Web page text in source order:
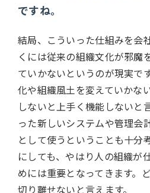
ですね。
結局、こういった仕組みを会
くには従来の組織文化が邪魔
ていかないというのが現実で
化や組織風土を変えていかな
しないと上手く機能しないと
った新しいシステムや管理会
として使うということも十分
にしても、やはり人の組織が
めには重要となってきます。
切り離せないと言えます。